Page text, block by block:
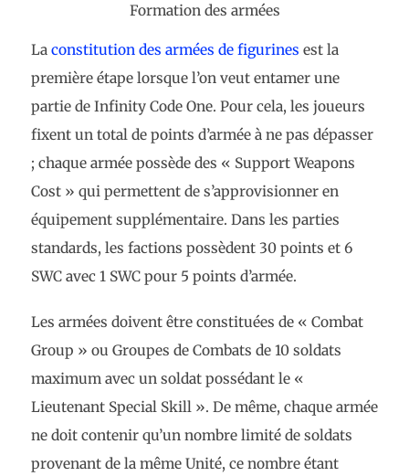
Formation des armées
La constitution des armées de figurines est la
première étape lorsque l’on veut entamer une
partie de Infinity Code One. Pour cela, les joueurs
fixent un total de points d’armée à ne pas dépasser
; chaque armée possède des « Support Weapons
Cost » qui permettent de s’approvisionner en
équipement supplémentaire. Dans les parties
standards, les factions possèdent 30 points et 6
SWC avec 1 SWC pour 5 points d’armée.
Les armées doivent être constituées de « Combat
Group » ou Groupes de Combats de 10 soldats
maximum avec un soldat possédant le «
Lieutenant Special Skill ». De même, chaque armée
ne doit contenir qu’un nombre limité de soldats
provenant de la même Unité, ce nombre étant